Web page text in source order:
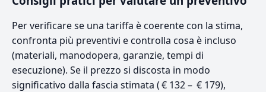
Per verificare se una tariffa è coerente con la stima,
confronta più preventivi e controlla cosa è incluso
(materiali, manodopera, garanzie, tempi di
esecuzione). Se il prezzo si discosta in modo
significativo dalla fascia stimata ( € 132 – € 179),